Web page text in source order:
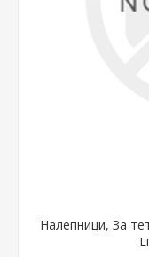
Налепници, За